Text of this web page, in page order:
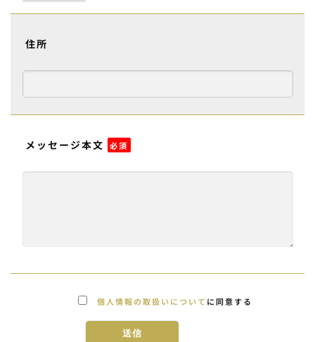
住所
メッセージ本文 必須
個人情報の取扱いについて に同意する